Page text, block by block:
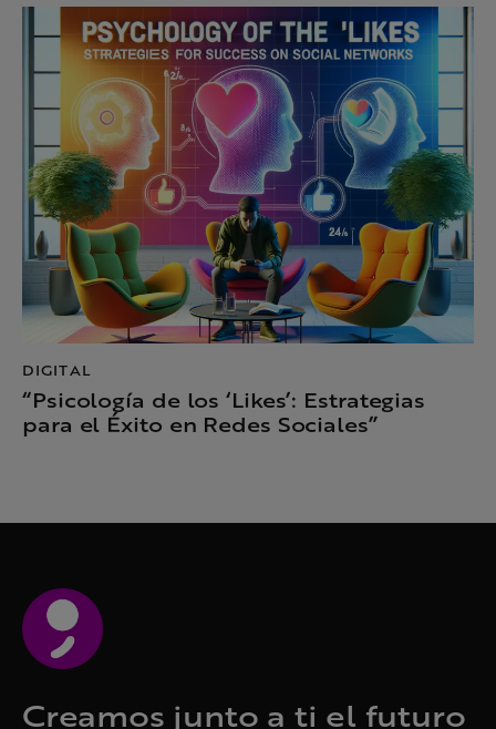
DIGITAL
“Psicología de los ‘Likes’: Estrategias
para el Éxito en Redes Sociales”
Creamos junto a ti el futuro